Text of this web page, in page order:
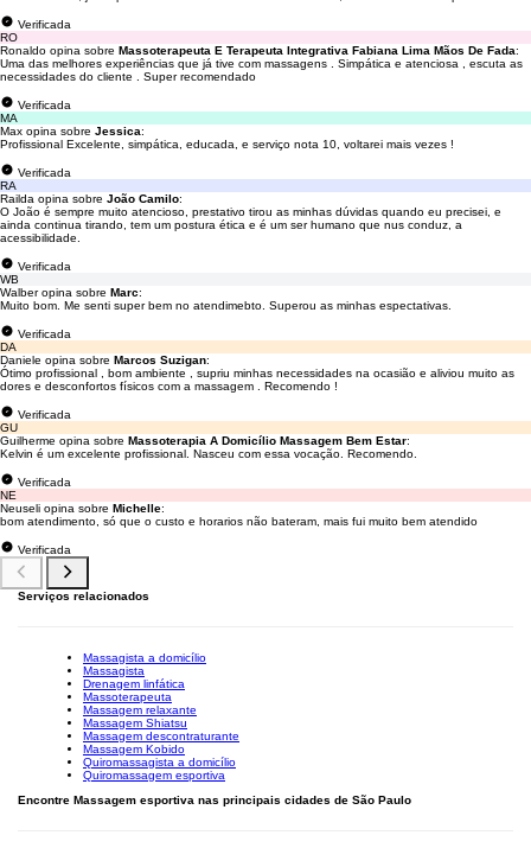
Verificada
RO
Ronaldo opina sobre Massoterapeuta E Terapeuta Integrativa Fabiana Lima Mãos De Fada:
Uma das melhores experiências que já tive com massagens . Simpática e atenciosa , escuta as
necessidades do cliente . Super recomendado
Verificada
MA
Max opina sobre Jessica:
Profissional Excelente, simpática, educada, e serviço nota 10, voltarei mais vezes !
Verificada
RA
Railda opina sobre João Camilo:
O João é sempre muito atencioso, prestativo tirou as minhas dúvidas quando eu precisei, e
ainda continua tirando, tem um postura ética e é um ser humano que nus conduz, a
acessibilidade.
Verificada
WB
Walber opina sobre Marc:
Muito bom. Me senti super bem no atendimebto. Superou as minhas espectativas.
Verificada
DA
Daniele opina sobre Marcos Suzigan:
Ótimo profissional , bom ambiente , supriu minhas necessidades na ocasião e aliviou muito as
dores e desconfortos físicos com a massagem . Recomendo !
Verificada
GU
Guilherme opina sobre Massoterapia A Domicílio Massagem Bem Estar:
Kelvin é um excelente profissional. Nasceu com essa vocação. Recomendo.
Verificada
NE
Neuseli opina sobre Michelle:
bom atendimento, só que o custo e horarios não bateram, mais fui muito bem atendido
Verificada
Serviços relacionados
Massagista a domicílio
Massagista
Drenagem linfática
Massoterapeuta
Massagem relaxante
Massagem Shiatsu
Massagem descontraturante
Massagem Kobido
Quiromassagista a domicílio
Quiromassagem esportiva
Encontre Massagem esportiva nas principais cidades de São Paulo